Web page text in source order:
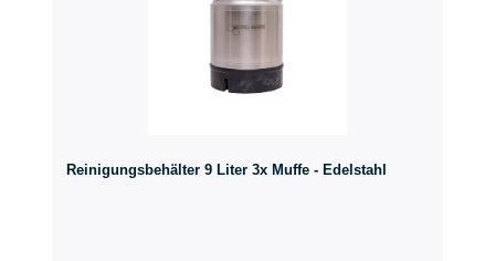
Reinigungsbehälter 9 Liter 3x Muffe - Edelstahl